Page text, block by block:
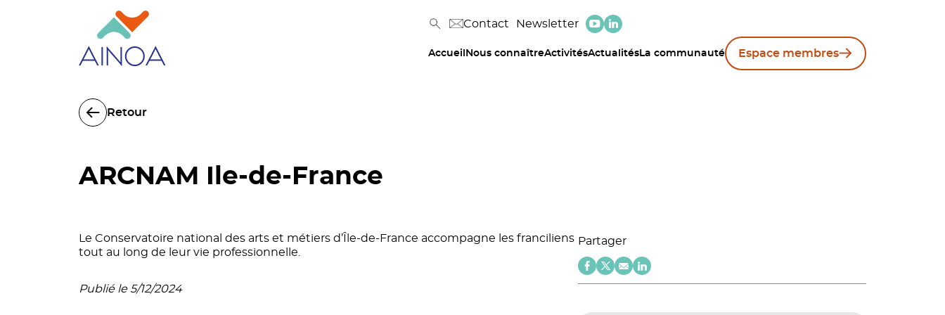
Contact Newsletter
Accueil Nous connaîtreActivitésActualités La communauté Espace membres
Retour
ARCNAM Ile-de-France
Le Conservatoire national des arts et métiers d’Île-de-France accompagne les franciliens
tout au long de leur vie professionnelle.
Publié le 5/12/2024
Partager